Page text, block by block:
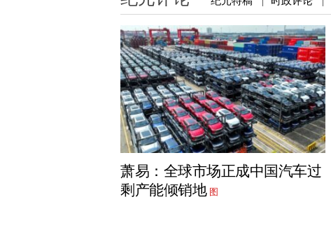
萧易：全球市场正成中国汽车过
剩产能倾销地 图